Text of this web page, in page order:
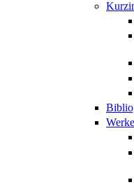
Werke